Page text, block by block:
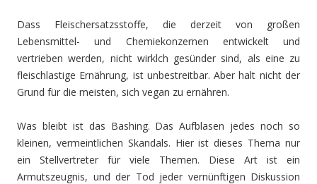
Dass Fleischersatzsstoffe, die derzeit von großen
Lebensmittel- und Chemiekonzernen entwickelt und
vertrieben werden, nicht wirklch gesünder sind, als eine zu
fleischlastige Ernährung, ist unbestreitbar. Aber halt nicht der
Grund für die meisten, sich vegan zu ernähren.
Was bleibt ist das Bashing. Das Aufblasen jedes noch so
kleinen, vermeintlichen Skandals. Hier ist dieses Thema nur
ein Stellvertreter für viele Themen. Diese Art ist ein
Armutszeugnis, und der Tod jeder vernünftigen Diskussion